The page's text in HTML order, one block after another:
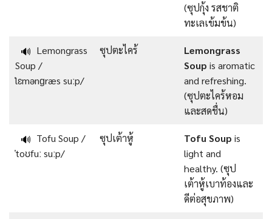
(ซุปกุ้ง รสชาติ
ทะเลเข้มข้น)
🔊 Lemongrass
Soup /
ˈlɛmənɡræs suːp/
ซุปตะไคร้
Lemongrass
Soup is aromatic
and refreshing.
(ซุปตะไคร้หอม
และสดชื่น)
🔊 Tofu Soup /
ˈtoʊfuː suːp/
ซุปเต้าหู้ Tofu Soup is
light and
healthy. (ซุป
เต้าหู้เบาท้องและ
ดีต่อสุขภาพ)